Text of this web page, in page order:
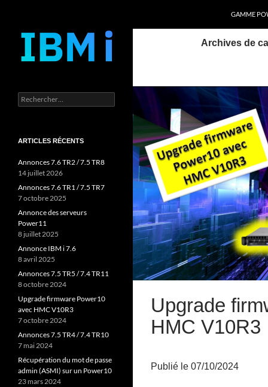
contenu
GAMME
Archives de
Upgrade
HMC V10R3
Publié le 07/10/2024
Rechercher :
ARTICLES RÉCENTS
Annonces 7.6 TR2 / 7.5 TR8
14 juillet 2026
Annonces 7.6 TR1 / 7.5 TR7
7 octobre 2025
Annonce des serveurs
Power11
8 juillet 2025
Annonce IBM i 7.6
8 avril 2025
Annonces 7.5 TR5 / 7.4 TR11
8 octobre 2024
Upgrade firmware Power10
avec HMC V10R3
7 octobre 2024
Annonces 7.5 TR4 / 7.4 TR10
7 mai 2024
Récupération du mot de passe
admin (ASMI) sur un Power10
23 mars 2024